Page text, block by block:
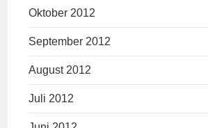
Oktober 2012
September 2012
August 2012
Juli 2012